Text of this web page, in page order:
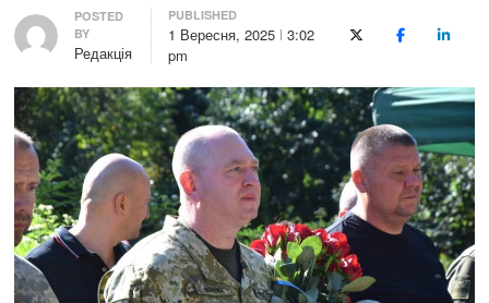
Author
POSTED
BY
Редакція
PUBLISHED
1 Вересня, 2025 3:02
pm
X (Twitter)Facebook